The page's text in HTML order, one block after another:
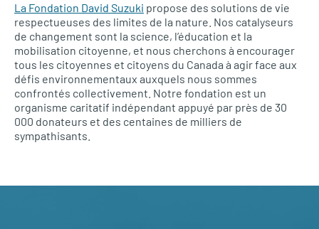
La Fondation David Suzuki propose des solutions de vie
respectueuses des limites de la nature. Nos catalyseurs
de changement sont la science, l’éducation et la
mobilisation citoyenne, et nous cherchons à encourager
tous les citoyennes et citoyens du Canada à agir face aux
défis environnementaux auxquels nous sommes
confrontés collectivement. Notre fondation est un
organisme caritatif indépendant appuyé par près de 30
000 donateurs et des centaines de milliers de
sympathisants.